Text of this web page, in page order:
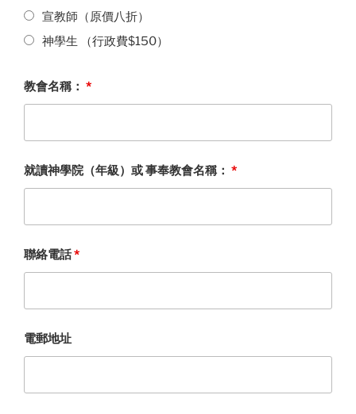
宣教師（原價八折）
神學生 （行政費$150）
教會名稱： *
就讀神學院（年級）或 事奉教會名稱： *
聯絡電話*
電郵地址